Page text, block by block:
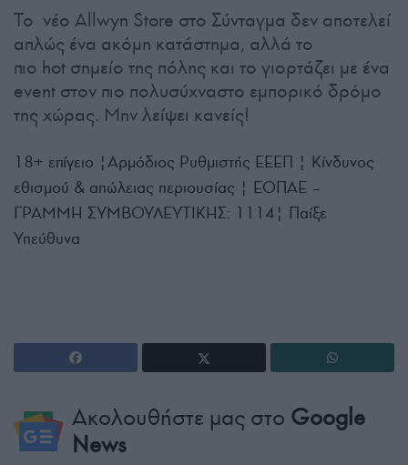
Το νέο Allwyn Store στο Σύνταγμα δεν αποτελεί
απλώς ένα ακόμη κατάστημα, αλλά το
πιο hot σημείο της πόλης και το γιορτάζει με ένα
event στον πιο πολυσύχναστο εμπορικό δρόμο
της χώρας. Μην λείψει κανείς!
18+ επίγειο |Αρμόδιος Ρυθμιστής ΕΕΕΠ | Κίνδυνος
εθισμού & απώλειας περιουσίας | ΕΟΠΑΕ –
ΓΡΑΜΜΗ ΣΥΜΒΟΥΛΕΥΤΙΚΗΣ: 1114| Παίξε
Υπεύθυνα
Ακολουθήστε μας στο Google
News